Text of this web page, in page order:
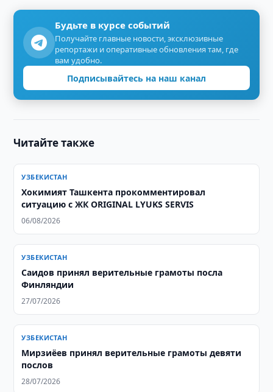
Будьте в курсе событий
Получайте главные новости, эксклюзивные
репортажи и оперативные обновления там, где
вам удобно.
Подписывайтесь на наш канал
Читайте также
УЗБЕКИСТАН
Хокимият Ташкента прокомментировал
ситуацию с ЖК ORIGINAL LYUKS SERVIS
06/08/2026
УЗБЕКИСТАН
Саидов принял верительные грамоты посла
Финляндии
27/07/2026
УЗБЕКИСТАН
Мирзиёев принял верительные грамоты девяти
послов
28/07/2026